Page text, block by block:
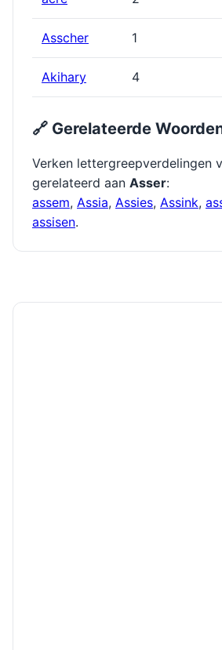
Asscher 1
Akihary 4
🔗 Gerelateerde
Verken lettergreepverdelingen
gerelateerd aan Asser:
assem, Assia, Assies, Assink,
assisen.